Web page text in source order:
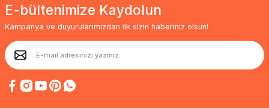
E-bültenimize Kaydolun
Kampanya ve duyurularımızdan ilk sizin haberiniz olsun!